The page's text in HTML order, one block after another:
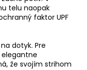
telu naopak
faktor UPF
dotyk. Pre
že svojím strihom